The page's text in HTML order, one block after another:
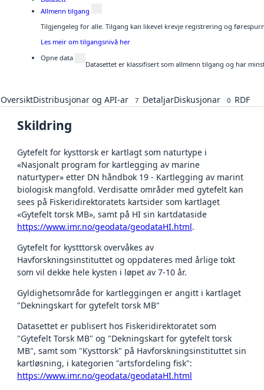
Allmenn tilgang
Tilgjengeleg for alle. Tilgang kan likevel krevje registrering og
Les meir om tilgangsnivå her
Opne data
Datasettet er klassifisert som allmenn tilgang og har
OversiktDistribusjonar og API-ar 7 DetaljarDiskusjonar 0 RDF
Skildring
Gytefelt for kysttorsk er kartlagt som naturtype i
«Nasjonalt program for kartlegging av marine
naturtyper» etter DN håndbok 19 - Kartlegging av marint
biologisk mangfold. Verdisatte områder med gytefelt kan
sees på Fiskeridirektoratets kartsider som kartlaget
«Gytefelt torsk MB», samt på HI sin kartdataside
https://www.imr.no/geodata/geodataHI.html.
Gytefelt for kystttorsk overvåkes av
Havforskningsinstituttet og oppdateres med årlige tokt
som vil dekke hele kysten i løpet av 7-10 år.
Gyldighetsområde for kartleggingen er angitt i kartlaget
"Dekningskart for gytefelt torsk MB"
Datasettet er publisert hos Fiskeridirektoratet som
"Gytefelt Torsk MB" og "Dekningskart for gytefelt torsk
MB", samt som "Kysttorsk" på Havforskningsinstituttet sin
kartløsning, i kategorien "artsfordeling fisk":
https://www.imr.no/geodata/geodataHI.html